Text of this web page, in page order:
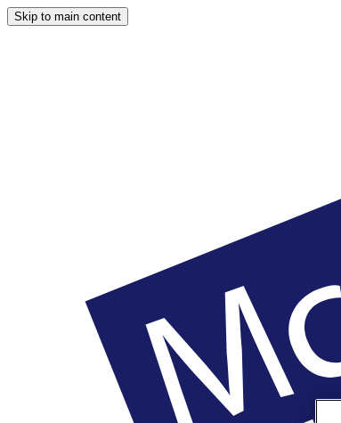
Skip to main content